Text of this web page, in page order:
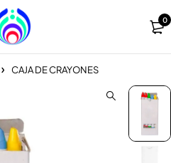
0
CAJA DE CRAYONES